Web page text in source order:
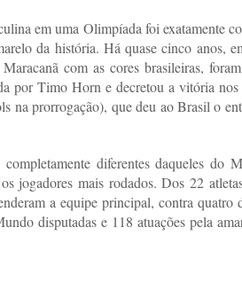
em uma Olimpíada foi exatamente
da história. Há quase cinco anos,
com as cores brasileiras,
por Timo Horn e decretou a vitória
na prorrogação), que deu ao Brasil o
diferentes daqueles do
jogadores mais rodados. Dos 22
a equipe principal, contra quatro
disputadas e 118 atuações pela